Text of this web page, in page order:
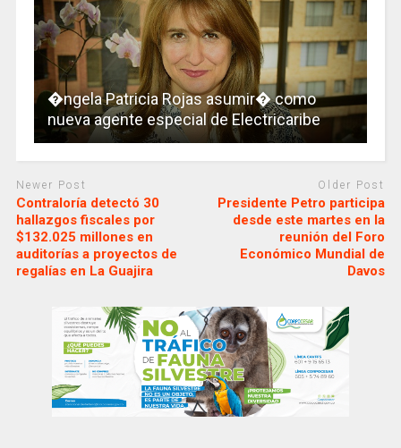
�ngela Patricia Rojas asumir� como
nueva agente especial de Electricaribe
Newer Post
Contraloría detectó 30
hallazgos fiscales por
$132.025 millones en
auditorías a proyectos de
regalías en La Guajira
Older Post
Presidente Petro participa
desde este martes en la
reunión del Foro
Económico Mundial de
Davos